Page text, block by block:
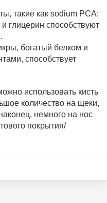
такие как sodium РСА;
глицерин способствуют
богатый белком и
способствует
использовать кисть
количество на щеки,
немного на нос
покрытия/